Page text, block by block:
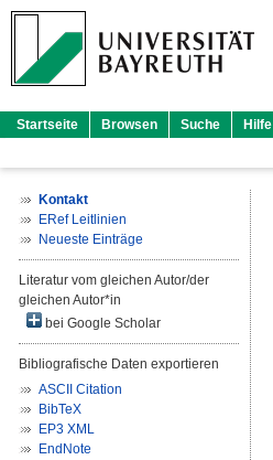
Startseite Browsen Suche Hilfe
Kontakt
ERef Leitlinien
Neueste Einträge
Literatur vom gleichen Autor/der
gleichen Autor*in
bei Google Scholar
Bibliografische Daten exportieren
ASCII Citation
BibTeX
EP3 XML
EndNote